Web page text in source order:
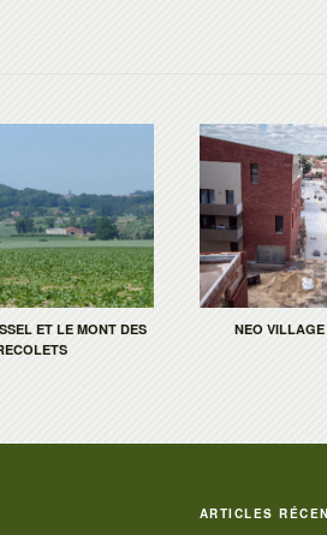
ET LE MONT DES
NEO
ARTICLES